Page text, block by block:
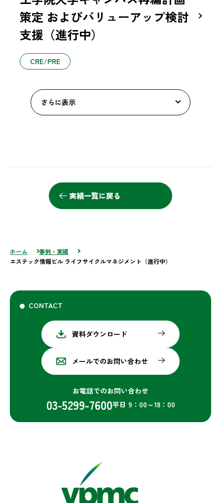
策定 およびバリューアップ検討
支援（進行中）
CRE/PRE
さらに表示
実績一覧に戻る
ホーム
事例・実績
エステック情報ビル ライフサイクルマネジメント（進行中）
CONTACT
資料ダウンロード
メールでのお問い合わせ
お電話でのお問い合わせ
03-5299-7600平日 9：00～18：00